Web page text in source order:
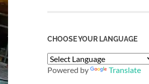
CHOOSE YOUR LANGUAGE
Powered by Translate